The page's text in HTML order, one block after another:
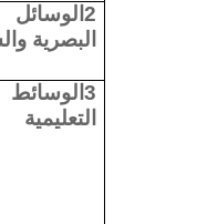
2الوسائل
البصرية
3الوسائط
التعليمية